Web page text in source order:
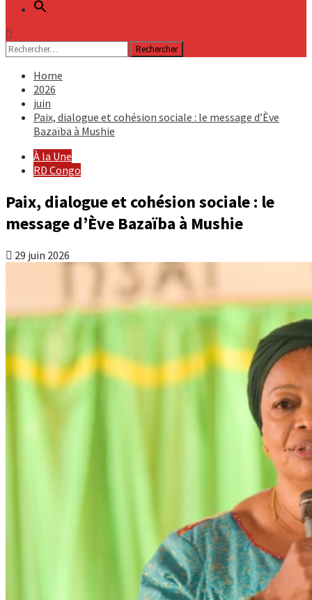
Rechercher :
Home
2026
juin
Paix, dialogue et cohésion sociale : le message d’Ève
Bazaïba à Mushie
À la Une
RD Congo
Paix, dialogue et cohésion sociale : le
message d’Ève Bazaïba à Mushie
29 juin 2026